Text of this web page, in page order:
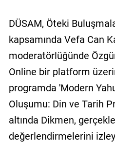
DÜSAM, Öteki
kapsamında Vefa Can
moderatörlüğünde
Online bir platform
programda 'Modern
Oluşumu: Din ve Tarih
altında Dikmen,
değerlendirmelerini